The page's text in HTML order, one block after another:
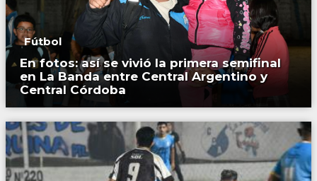
Fútbol
En fotos: así se vivió la primera semifinal
en La Banda entre Central Argentino y
Central Córdoba